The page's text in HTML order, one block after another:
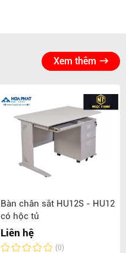
Xem thêm
Bàn chân sắt HU12S - HU12
có hộc tủ
Liên hệ
(0)